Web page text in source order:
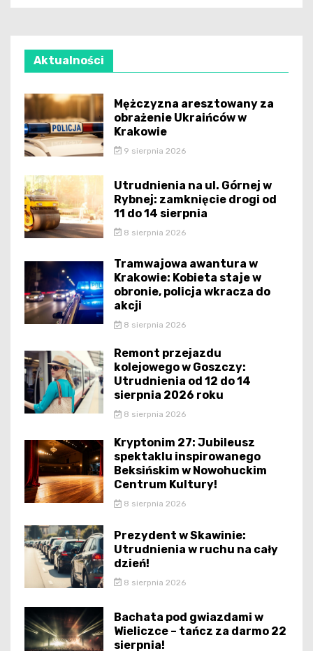
Aktualności
Mężczyzna aresztowany za
obrażenie Ukraińców w
Krakowie
9 sierpnia 2026
Utrudnienia na ul. Górnej w
Rybnej: zamknięcie drogi od
11 do 14 sierpnia
8 sierpnia 2026
Tramwajowa awantura w
Krakowie: Kobieta staje w
obronie, policja wkracza do
akcji
8 sierpnia 2026
Remont przejazdu
kolejowego w Goszczy:
Utrudnienia od 12 do 14
sierpnia 2026 roku
8 sierpnia 2026
Kryptonim 27: Jubileusz
spektaklu inspirowanego
Beksińskim w Nowohuckim
Centrum Kultury!
8 sierpnia 2026
Prezydent w Skawinie:
Utrudnienia w ruchu na cały
dzień!
8 sierpnia 2026
Bachata pod gwiazdami w
Wieliczce – tańcz za darmo 22
sierpnia!